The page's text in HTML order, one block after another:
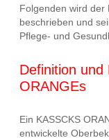
Folgenden wird der
beschrieben und
Pflege- und
Definition und
ORANGEs
Ein KASSCKS
entwickelte